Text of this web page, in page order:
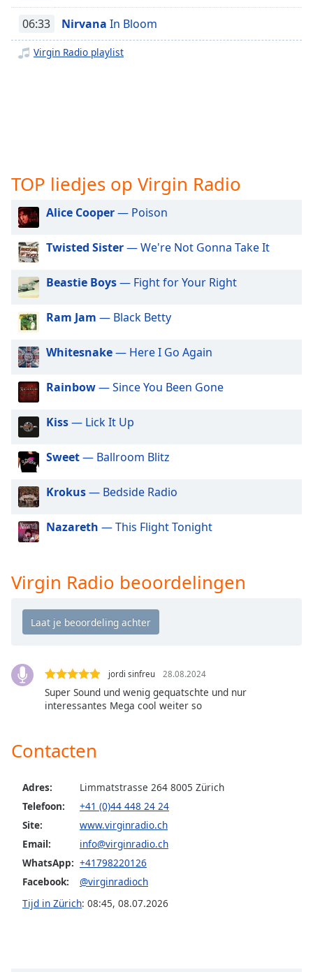
settings,
opens
subtitles
settings
Picture-
Picture
Fullscreen
This
modal
Beginning
dialog
window.
Escape
cancel
close
window.
Text
Color
Opacity
Background
Opacity
Area
Background
Font
06:33 Nirvana In Bloom
Virgin Radio playlist
TOP liedjes op Virgin Radio
Alice Cooper— Poison
Twisted Sister— We're Not Gonna Take It
Beastie Boys— Fight for Your Right
Ram Jam — Black Betty
Whitesnake— Here I Go Again
Rainbow— Since You Been Gone
Kiss— Lick It Up
Sweet— Ballroom Blitz
Krokus— Bedside Radio
Nazareth — This Flight Tonight
Virgin Radio beoordelingen
jordi sinfreu 28.08.2024
Super Sound und wenig gequatschte und nur
interessantes Mega cool weiter so
Contacten
Adres:
Limmatstrasse 264 8005 Zürich
Telefoon:
+41 (0)44 448 24 24
Site:
www.virginradio.ch
Email:
info@virginradio.ch
WhatsApp: +41798220126
Facebook:
@virginradioch
Tijd in Zürich: 08:45, 08.07.2026